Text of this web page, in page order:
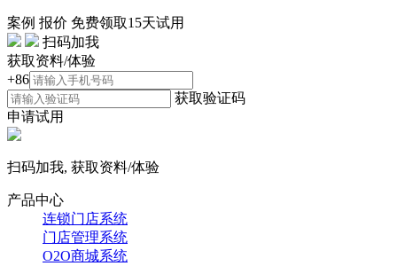
案例 报价 免费领取15天试用
扫码加我
获取资料/体验
+86
获取验证码
申请试用
扫码加我, 获取资料/体验
产品中心
连锁门店系统
门店管理系统
O2O商城系统